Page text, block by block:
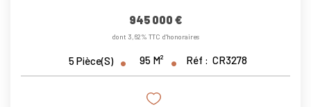
945 000 €
dont 3,62% TTC d'honoraires
5 Pièce(s) 95 M² Réf : CR3278